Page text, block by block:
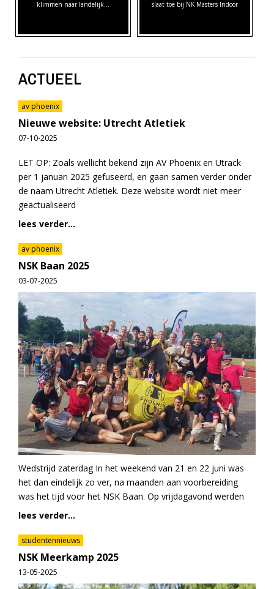
klimmen naar landelijk…
slaat toe bij NK Masters Indoor
ACTUEEL
av phoenix
Nieuwe website: Utrecht Atletiek
07-10-2025
LET OP: Zoals wellicht bekend zijn AV Phoenix en Utrack
per 1 januari 2025 gefuseerd, en gaan samen verder onder
de naam Utrecht Atletiek. Deze website wordt niet meer
geactualiseerd
lees verder...
av phoenix
NSK Baan 2025
03-07-2025
Wedstrijd zaterdag In het weekend van 21 en 22 juni was
het dan eindelijk zo ver, na maanden aan voorbereiding
was het tijd voor het NSK Baan. Op vrijdagavond werden
lees verder...
studentennieuws
NSK Meerkamp 2025
13-05-2025